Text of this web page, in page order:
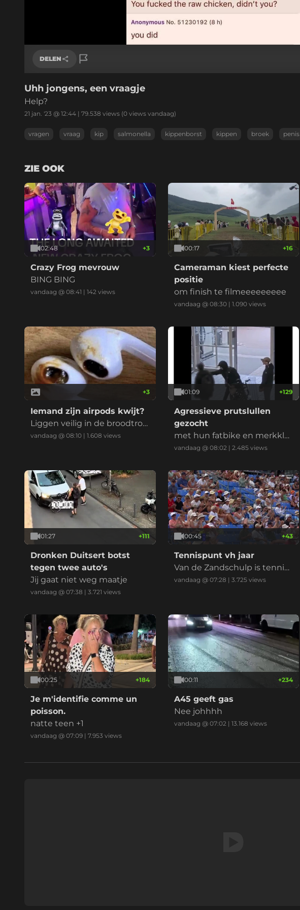
DELEN
Link kopiëren
Uhh jongens, een vraagje
Help?
21 jan. '23 @ 12:44 | 79.538 views (0 views vandaag)
vragen vraag kip salmonella kippenborst kippen broek penis
ZIE OOK
02:48 +3
Crazy Frog mevrouw
BING BING
vandaag @ 08:41 | 142 views
00:17 +16
Cameraman kiest perfecte
positie
om finish te filmeeeeeeeee
vandaag @ 08:30| 1.090views
+3
Iemand zijn airpods kwijt?
Liggen veilig in de broodtro
mmel
vandaag @ 08:10 | 1.608 views
01:09 +129
Agressieve prutslullen
gezocht
met hun fatbike en merkkle
ding zijn ze te skeer wat eur
ervoersbewijs. Twee student
en zijn de klos
vandaag @ 08:02| 2.485views
01:27 +111
Dronken Duitsert botst
tegen twee auto's
Jij gaat niet weg maatje
vandaag @ 07:38 | 3.721 views
00:45 +43
Tennispunt vh jaar
Van de Zandschulp is tennis
keepert
vandaag @ 07:28 | 3.725views
00:25 +184
Je m'identifie comme un
poisson.
natte teen +1
vandaag @ 07:09 | 7.953 views
00:11 +234
A45 geeft gas
Nee johhhh
vandaag @ 07:02| 13.168 views